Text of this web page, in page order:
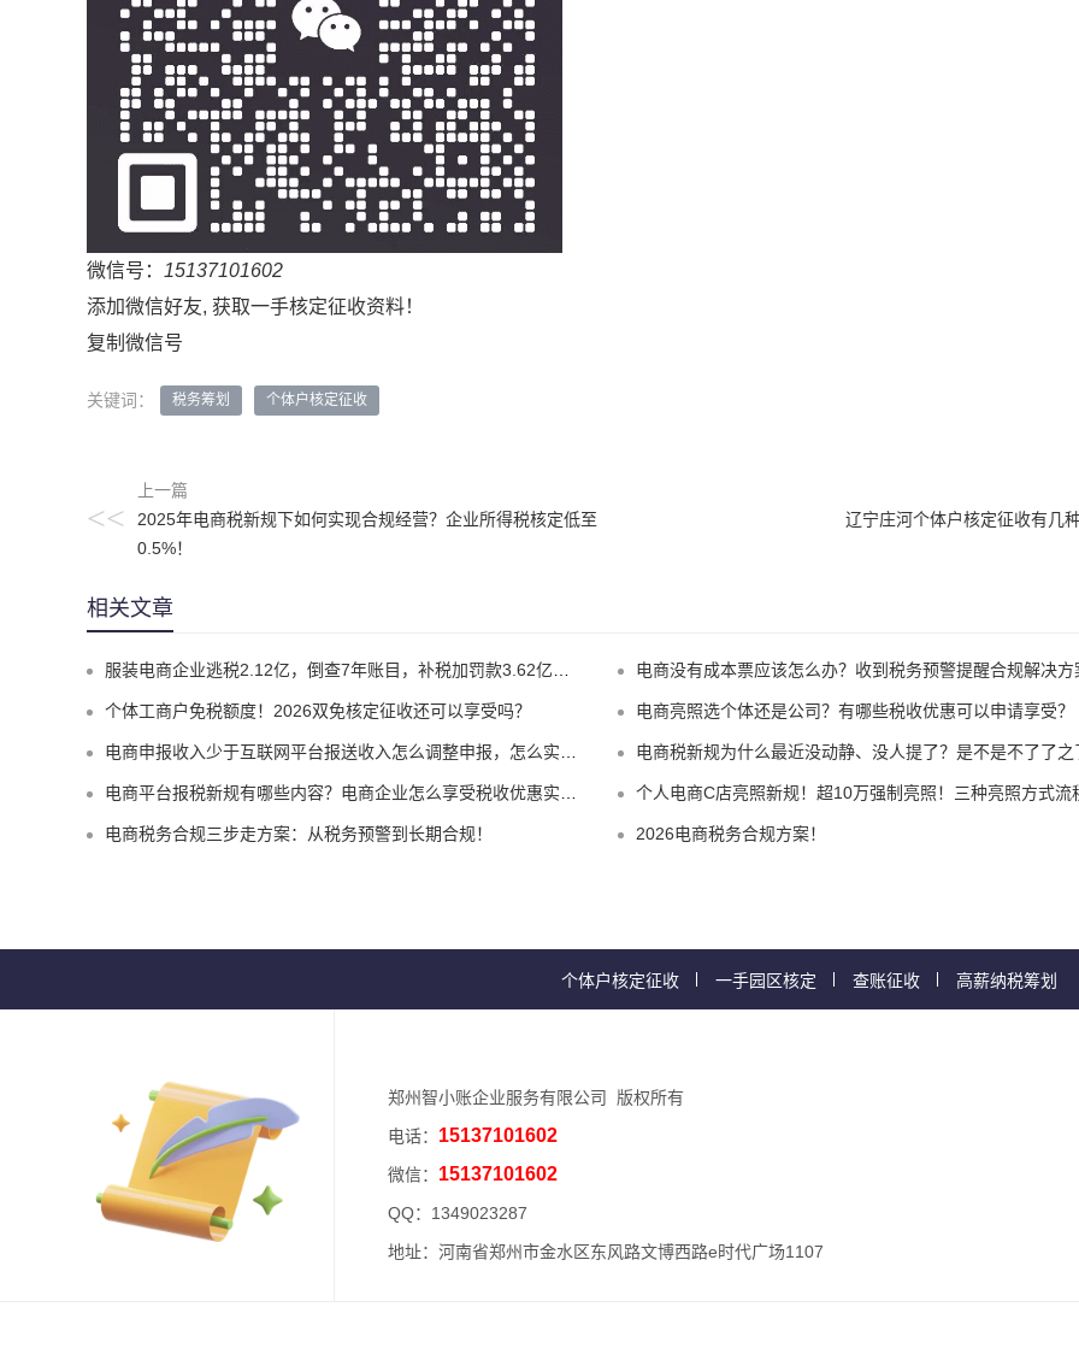
微信号： 15137101602
添加微信好友, 获取一手核定征收资料！
复制微信号
关键词： 税务筹划 个体户核定征收
<<
上一篇
2025年电商税新规下如何实现合规经营？企业所得税核定低至
0.5%！
辽宁庄河个体户核定征收有几
相关文章
服装电商企业逃税2.12亿，倒查7年账目，补税加罚款3.62亿元！ 电商没有成本票应该怎么办？收到税务预警提醒合规解决方
个体工商户免税额度！2026双免核定征收还可以享受吗？ 电商亮照选个体还是公司？有哪些税收优惠可以申请享受？
电商申报收入少于互联网平台报送收入怎么调整申报，怎么实现合规申报享受税收优惠！ 电商税新规为什么最近没动静、没人提了？是不是不了了之了嘛
电商平台报税新规有哪些内容？电商企业怎么享受税收优惠实现税务合规？ 个人电商C店亮照新规！超10万强制亮照！三种亮照方式流
电商税务合规三步走方案：从税务预警到长期合规！ 2026电商税务合规方案！
个体户核定征收 一手园区核定 查账征收 高薪纳税筹划
郑州智小账企业服务有限公司 版权所有
电话： 15137101602
微信： 15137101602
QQ： 1349023287
地址：河南省郑州市金水区东风路文博西路e时代广场1107